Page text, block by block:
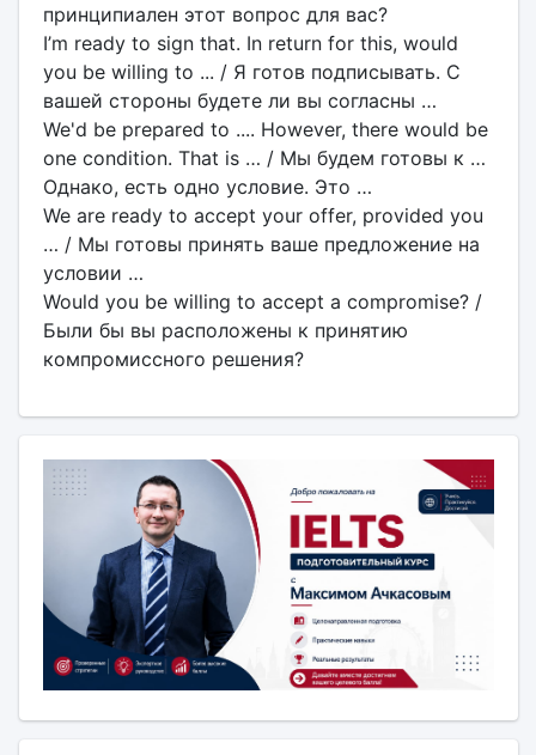
принципиален этот вопрос для вас?
I’m ready to sign that. In return for this, would
you be willing to ... / Я готов подписывать. С
вашей стороны будете ли вы согласны …
We'd be prepared to .... However, there would be
one condition. That is … / Мы будем готовы к …
Однако, есть одно условие. Это …
We are ready to accept your offer, provided you
… / Мы готовы принять ваше предложение на
условии …
Would you be willing to accept a compromise? /
Были бы вы расположены к принятию
компромиссного решения?